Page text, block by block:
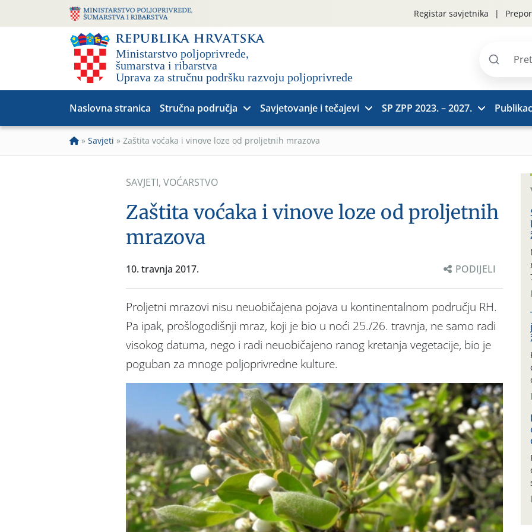
Registar savjetnika
Pretraži
Naslovna stranica Stručna područja Savjetovanje i tečajevi SP ZPP 2023. – 2027.
» Savjeti » Zaštita voćaka i vinove loze od proljetnih mrazova
SAVJETI, VOĆARSTVO
Zaštita voćaka i vinove loze od proljetnih
mrazova
10. travnja 2017. PODIJELI
Proljetni mrazovi nisu neuobičajena pojava u kontinentalnom području RH.
Pa ipak, prošlogodišnji mraz, koji je bio u noći 25./26. travnja, ne samo radi
visokog datuma, nego i radi neuobičajeno ranog kretanja vegetacije, bio je
poguban za mnoge poljoprivredne kulture.